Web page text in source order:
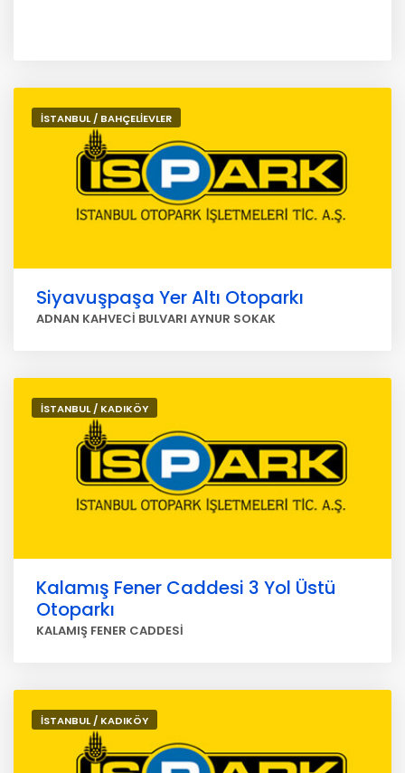
İSTANBUL / BAHÇELİEVLER
Siyavuşpaşa Yer Altı Otoparkı
ADNAN KAHVECİ BULVARI AYNUR SOKAK
İSTANBUL / KADIKÖY
Kalamış Fener Caddesi 3 Yol Üstü
Otoparkı
KALAMIŞ FENER CADDESİ
İSTANBUL / KADIKÖY